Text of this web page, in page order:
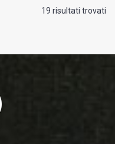
19 risultati trovati